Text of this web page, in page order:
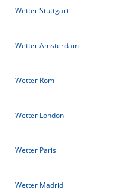
Wetter Stuttgart
Wetter Amsterdam
Wetter Rom
Wetter London
Wetter Paris
Wetter Madrid